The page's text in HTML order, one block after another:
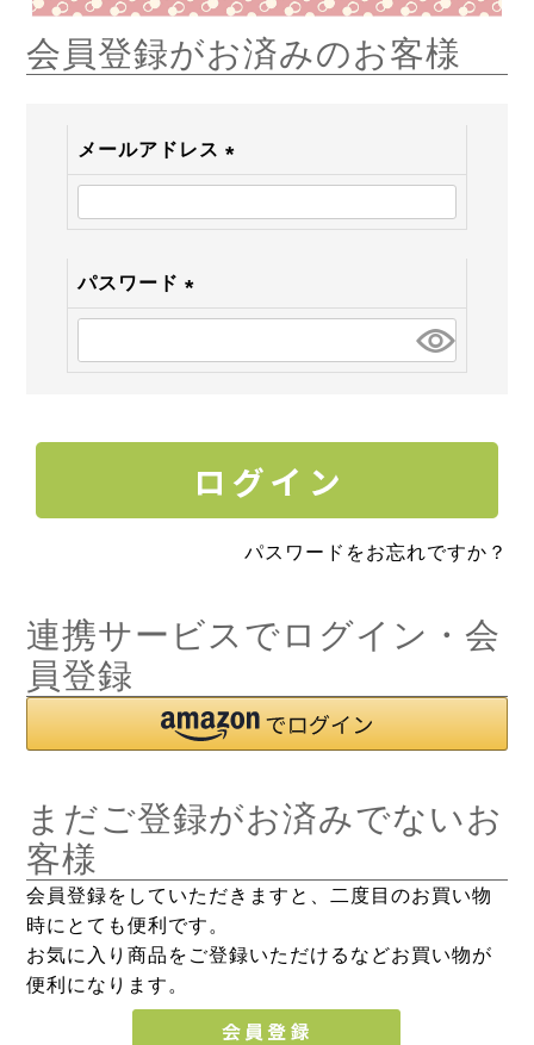
会員登録がお済みのお客様
メールアドレス
(必
須)
パスワード
(必
パスワードをお忘れですか？
連携サービスでログイン・会
員登録
まだご登録がお済みでないお
客様
会員登録をしていただきますと、二度目のお買い物
時にとても便利です。
お気に入り商品をご登録いただけるなどお買い物が
便利になります。